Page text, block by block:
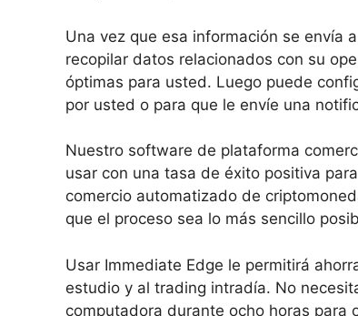
Una vez que esa información se envía
recopilar datos relacionados con su
óptimas para usted. Luego puede
por usted o para que le envíe una
Nuestro software de plataforma
usar con una tasa de éxito positiva
comercio automatizado de
que el proceso sea lo más sencillo
Usar Immediate Edge le permitirá
estudio y al trading intradía. No
computadora durante ocho horas para